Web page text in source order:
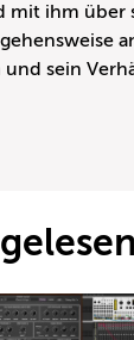
mit ihm über
sein